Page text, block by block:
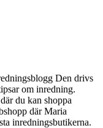
Den drivs
om inredning.
du kan shoppa
där Maria
inredningsbutikerna.